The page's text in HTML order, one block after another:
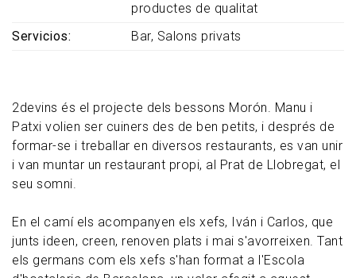
2devins és el projecte dels bessons Morón. Manu i
Patxi volien ser cuiners des de ben petits, i després de
formar-se i treballar en diversos restaurants, es van unir
i van muntar un restaurant propi, al Prat de Llobregat, el
seu somni.
En el camí els acompanyen els xefs, Iván i Carlos, que
junts ideen, creen, renoven plats i mai s'avorreixen. Tant
els germans com els xefs s'han format a l'Escola
productes de qualitat
Servicios
Bar Salons privats